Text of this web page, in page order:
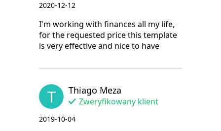
2020-12-12
I'm working with finances all my life,
for the requested price this template
is very effective and nice to have
T Thiago Meza
Zweryfikowany klient
2019-10-04